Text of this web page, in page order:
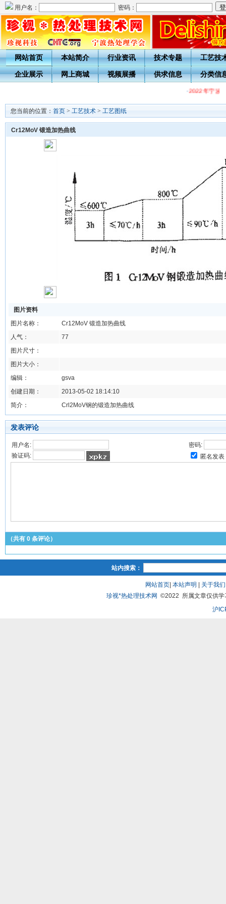
用户名： 密码：
网站首页 本站简介 行业资讯 技术专题 工艺技
企业展示 网上商城 视频展播 供求信息 分类信
·2022年宁波
您当前的位置： 首页 > 工艺技术 > 工艺图纸
Cr12MoV 锻造加热曲线
图片资料
图片名称：
Cr12MoV 锻造加热曲线
人气：
77
图片尺寸：
图片大小：
编辑：
gsva
创建日期：
2013-05-02 18:14:10
简介：
Crl2MoV钢的锻造加热曲线
发表评论
用户名:
密码:
验证码:
匿名发表
（共有 0 条评论）
站内搜索：
网站首页| 本站声明 关于我们
珍视*热处理技术网 ©2022 所属文章仅供学
沪